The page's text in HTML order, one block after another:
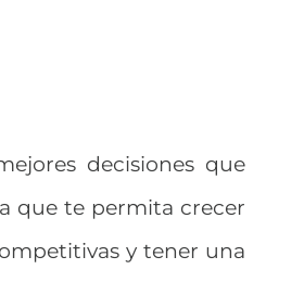
decisiones que
que te permita crecer
y tener una